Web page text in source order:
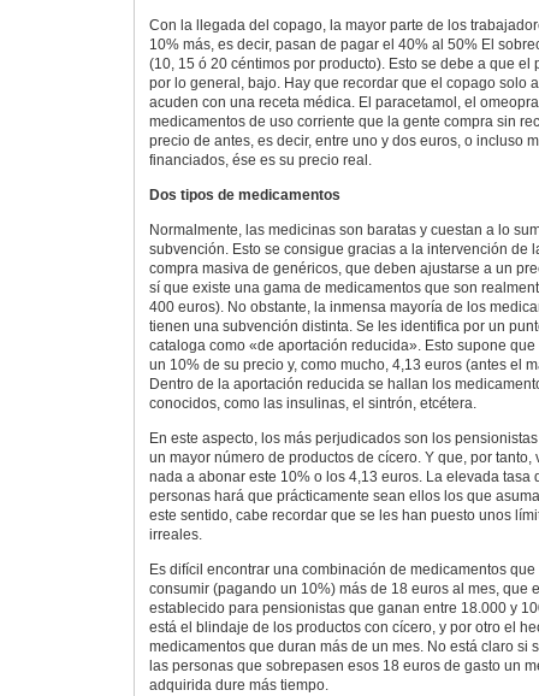
Con la llegada del copago, la mayor parte de los
10% más, es decir, pasan de pagar el 40% al 50% El
(10, 15 ó 20 céntimos por producto). Esto se debe a que el
por lo general, bajo. Hay que recordar que el copago solo
acuden con una receta médica. El paracetamol, el
medicamentos de uso corriente que la gente compra sin
precio de antes, es decir, entre uno y dos euros, o incluso
financiados, ése es su precio real.
Dos tipos de medicamentos
Normalmente, las medicinas son baratas y cuestan a lo
subvención. Esto se consigue gracias a la intervención de
compra masiva de genéricos, que deben ajustarse a un
sí que existe una gama de medicamentos que son
400 euros). No obstante, la inmensa mayoría de los
tienen una subvención distinta. Se les identifica por un
cataloga como «de aportación reducida». Esto supone
un 10% de su precio y, como mucho, 4,13 euros (antes el
Dentro de la aportación reducida se hallan los
conocidos, como las insulinas, el sintrón, etcétera.
En este aspecto, los más perjudicados son los
un mayor número de productos de cícero. Y que, por tanto,
nada a abonar este 10% o los 4,13 euros. La elevada tasa
personas hará que prácticamente sean ellos los que
este sentido, cabe recordar que se les han puesto unos
irreales.
Es difícil encontrar una combinación de medicamentos
consumir (pagando un 10%) más de 18 euros al mes, que
establecido para pensionistas que ganan entre 18.000 y
está el blindaje de los productos con cícero, y por otro el
medicamentos que duran más de un mes. No está claro si
las personas que sobrepasen esos 18 euros de gasto un
adquirida dure más tiempo.